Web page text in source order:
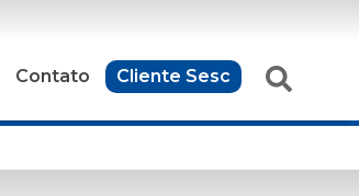
Contato Cliente Sesc